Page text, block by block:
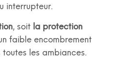
interrupteur.
, soitla protection
faible encombrement
les ambiances.